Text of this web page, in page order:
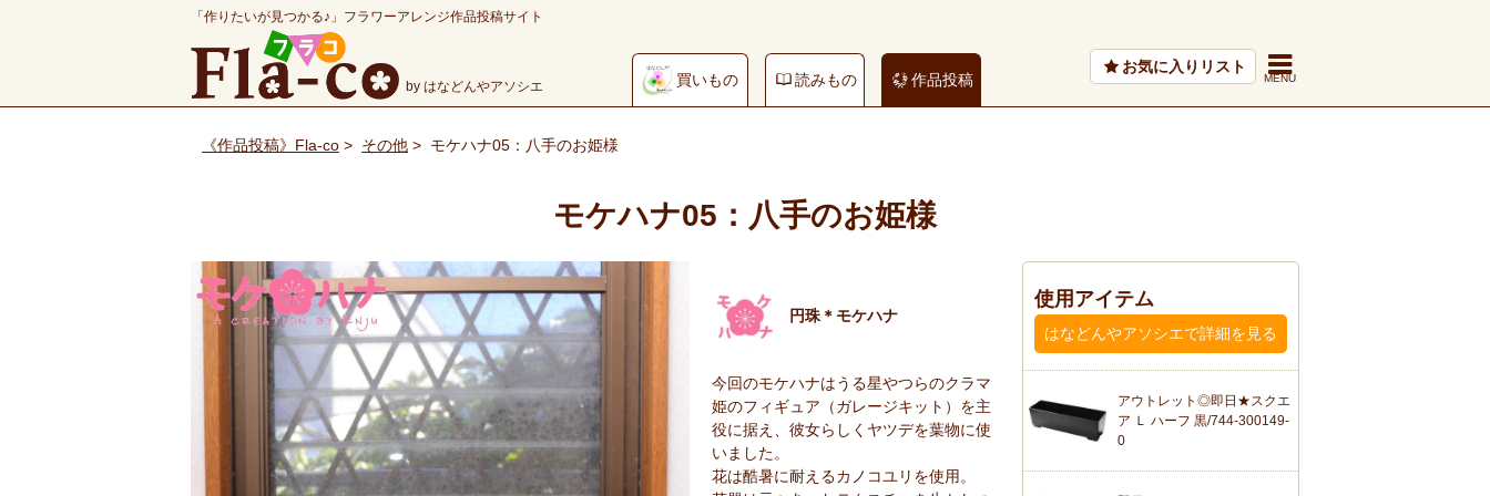
「作りたいが見つかる♪」フラワーアレンジ作品投稿サイト
by はなどんやアソシエ 買いもの 読みもの 作品投稿
お気に入りリスト
《作品投稿》Fla-co > その他 > モケハナ05：八手のお姫様
モケハナ05：八手のお姫様
円珠＊モケハナ
今回のモケハナはうる星やつらのクラマ
姫のフィギュア（ガレージキット）を主
役に据え、彼女らしくヤツデを葉物に使
いました。
花は酷暑に耐えるカノコユリを使用。
使用アイテム
はなどんやアソシエで詳細を見る
アウトレット◎即日★スクエ
ア Ｌ ハーフ 黒/744-300149-
0